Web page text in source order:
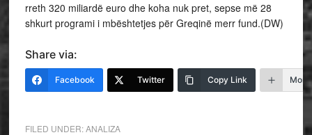
rreth 320 miliardë euro dhe koha nuk pret, sepse më 28
shkurt programi i mbështetjes për Greqinë merr fund.(DW)
Share via:
Facebook Twitter Copy Link More
FILED UNDER:ANALIZA